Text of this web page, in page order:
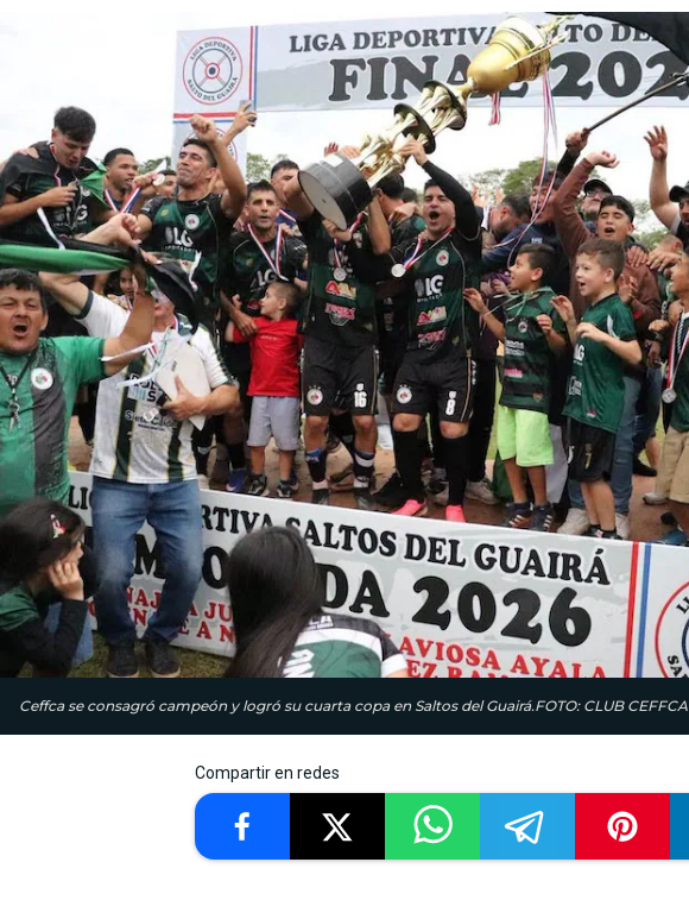
Ceffca se consagró campeón y logró su cuarta copa en Saltos del Guairá.FOTO: CLUB CEFFCA
Compartir en redes